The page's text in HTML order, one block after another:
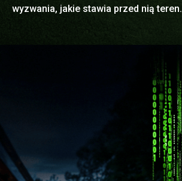
wyzwania, jakie stawia przed nią teren.